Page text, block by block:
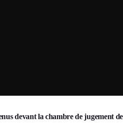
devant la chambre de jugement